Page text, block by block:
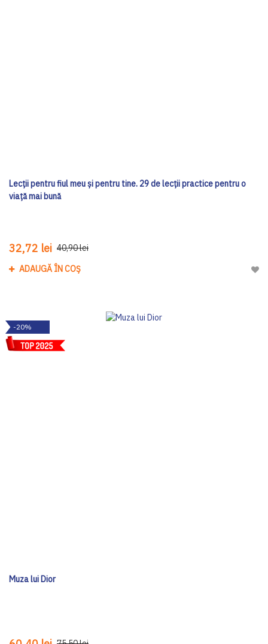
Lecții pentru fiul meu și pentru tine. 29 de lecții practice pentru o
viață mai bună
32,72 lei 40,90 lei
ADAUGĂ ÎN COȘ
-20%
Muza lui Dior